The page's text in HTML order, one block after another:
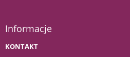
Informacje
KONTAKT